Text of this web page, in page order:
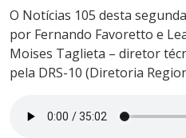
O Notícias 105 desta
por Fernando Favoretto e
Moises Taglieta – diretor
pela DRS-10 (Diretoria